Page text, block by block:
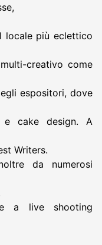
locale più eclettico
creativo come
espositori, dove
e cake design. A
Writers.
da numerosi
a live shooting